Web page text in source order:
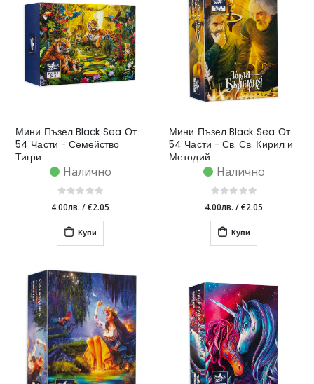
Мини Пъзел Black Sea От
54 Части - Семейство
Тигри
Налично
4.00лв. /€2.05
Купи
Мини Пъзел Black Sea От
54 Части - Св. Св. Кирил и
Методий
Налично
4.00лв. /€2.05
Купи